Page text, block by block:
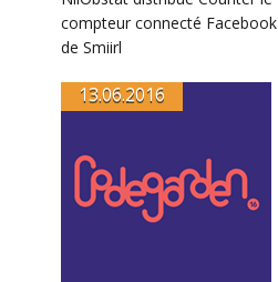
compteur connecté Facebook
de Smiirl
13.06.2016